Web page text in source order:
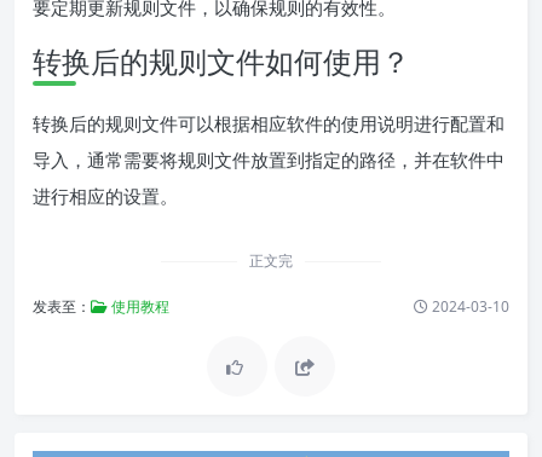
要定期更新规则文件，以确保规则的有效性。
转换后的规则文件如何使用？
转换后的规则文件可以根据相应软件的使用说明进行配置和
导入，通常需要将规则文件放置到指定的路径，并在软件中
进行相应的设置。
正文完
发表至： 使用教程 2024-03-10